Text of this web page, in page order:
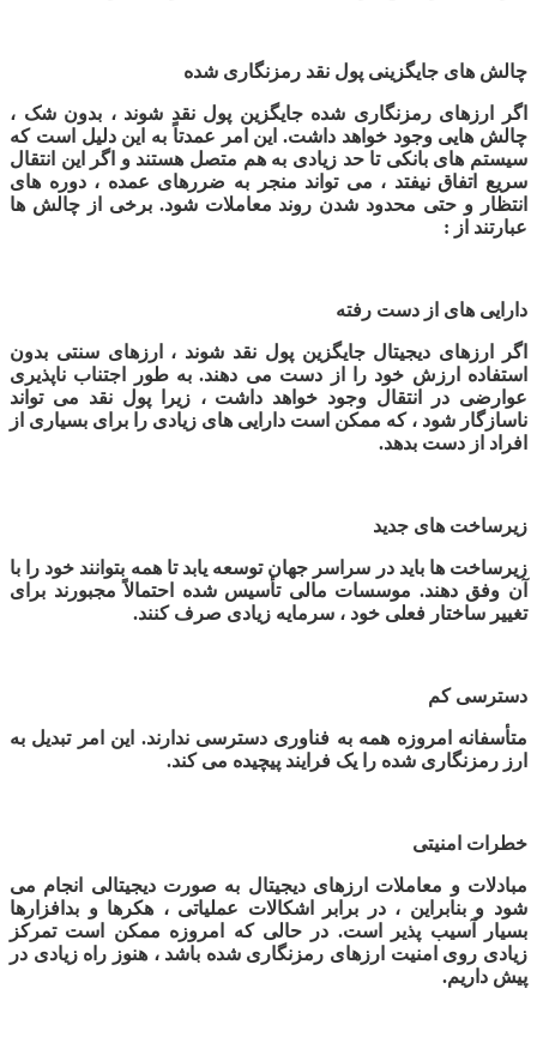
چالش های جایگزینی پول نقد رمزنگاری شده
اگر ارزهای رمزنگاری شده جایگزین پول نقد شوند ، بدون شک ،
چالش هایی وجود خواهد داشت. این امر عمدتاً به این دلیل است که
سیستم های بانکی تا حد زیادی به هم متصل هستند و اگر این انتقال
سریع اتفاق نیفتد ، می تواند منجر به ضررهای عمده ، دوره های
انتظار و حتی محدود شدن روند معاملات شود. برخی از چالش ها
عبارتند از :
دارایی های از دست رفته
اگر ارزهای دیجیتال جایگزین پول نقد شوند ، ارزهای سنتی بدون
استفاده ارزش خود را از دست می دهند. به طور اجتناب ناپذیری
عوارضی در انتقال وجود خواهد داشت ، زیرا پول نقد می تواند
ناسازگار شود ، که ممکن است دارایی های زیادی را برای بسیاری از
افراد از دست بدهد.
زیرساخت های جدید
زیرساخت ها باید در سراسر جهان توسعه یابد تا همه بتوانند خود را با
آن وفق دهند. موسسات مالی تأسیس شده احتمالاً مجبورند برای
تغییر ساختار فعلی خود ، سرمایه زیادی صرف کنند.
دسترسی کم
متأسفانه امروزه همه به فناوری دسترسی ندارند. این امر تبدیل به
ارز رمزنگاری شده را یک فرایند پیچیده می کند.
خطرات امنیتی
مبادلات و معاملات ارزهای دیجیتال به صورت دیجیتالی انجام می
شود و بنابراین ، در برابر اشکالات عملیاتی ، هکرها و بدافزارها
بسیار آسیب پذیر است. در حالی که امروزه ممکن است تمرکز
زیادی روی امنیت ارزهای رمزنگاری شده باشد ، هنوز راه زیادی در
پیش داریم.